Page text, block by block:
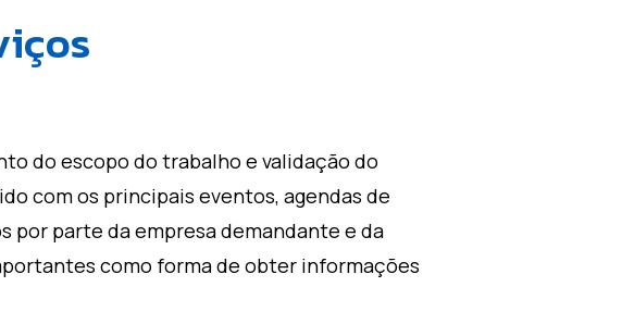
do escopo do trabalho e validação do
com os principais eventos, agendas de
por parte da empresa demandante e da
como forma de obter informações